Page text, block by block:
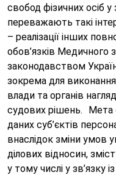
свобод фізичних осіб
переважають такі
– реалізації інших
обов’язків Медичного
законодавством
зокрема для
влади та органів
судових рішень. Мета
даних суб’єктів
внаслідок зміни умов
ділових відносин,
у тому числі у зв’язку